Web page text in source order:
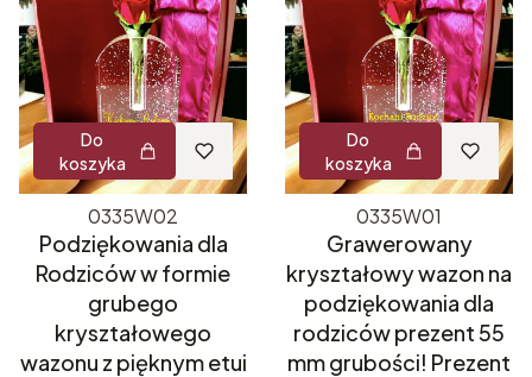
Do
koszyka
0335W02
Podziękowania dla
Rodziców w formie
grubego
kryształowego
wazonu z pięknym etui
Do
koszyka
0335W01
Grawerowany
kryształowy wazon na
podziękowania dla
rodziców prezent 55
mm grubości! Prezent